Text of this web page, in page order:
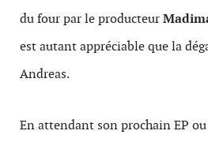
du four par le producteur
est autant appréciable que la
Andreas.
En attendant son prochain EP